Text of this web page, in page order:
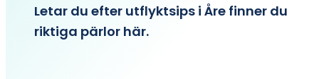
Letar du efter utflyktsips i Åre finner du
riktiga pärlor här.